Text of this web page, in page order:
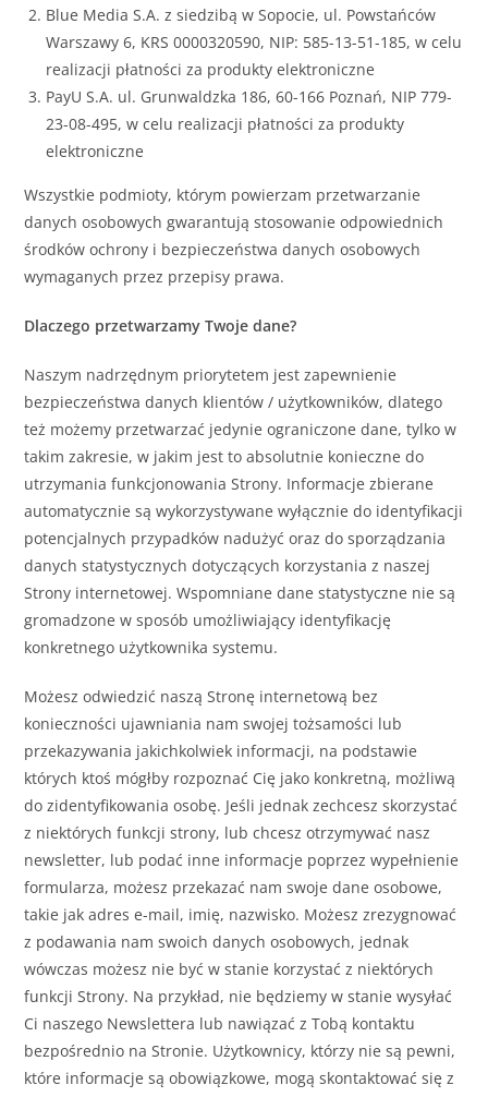
Blue Media S.A. z siedzibą w Sopocie, ul. Powstańców
Warszawy 6, KRS 0000320590, NIP: 585-13-51-185, w celu
realizacji płatności za produkty elektroniczne
PayU S.A. ul. Grunwaldzka 186, 60-166 Poznań, NIP 779-
23-08-495, w celu realizacji płatności za produkty
elektroniczne
Wszystkie podmioty, którym powierzam przetwarzanie
danych osobowych gwarantują stosowanie odpowiednich
środków ochrony i bezpieczeństwa danych osobowych
wymaganych przez przepisy prawa.
Dlaczego przetwarzamy Twoje dane?
Naszym nadrzędnym priorytetem jest zapewnienie
bezpieczeństwa danych klientów / użytkowników, dlatego
też możemy przetwarzać jedynie ograniczone dane, tylko w
takim zakresie, w jakim jest to absolutnie konieczne do
utrzymania funkcjonowania Strony. Informacje zbierane
automatycznie są wykorzystywane wyłącznie do identyfikacji
potencjalnych przypadków nadużyć oraz do sporządzania
danych statystycznych dotyczących korzystania z naszej
Strony internetowej. Wspomniane dane statystyczne nie są
gromadzone w sposób umożliwiający identyfikację
konkretnego użytkownika systemu.
Możesz odwiedzić naszą Stronę internetową bez
konieczności ujawniania nam swojej tożsamości lub
przekazywania jakichkolwiek informacji, na podstawie
których ktoś mógłby rozpoznać Cię jako konkretną, możliwą
do zidentyfikowania osobę. Jeśli jednak zechcesz skorzystać
z niektórych funkcji strony, lub chcesz otrzymywać nasz
newsletter, lub podać inne informacje poprzez wypełnienie
formularza, możesz przekazać nam swoje dane osobowe,
takie jak adres e-mail, imię, nazwisko. Możesz zrezygnować
z podawania nam swoich danych osobowych, jednak
wówczas możesz nie być w stanie korzystać z niektórych
funkcji Strony. Na przykład, nie będziemy w stanie wysyłać
Ci naszego Newslettera lub nawiązać z Tobą kontaktu
bezpośrednio na Stronie. Użytkownicy, którzy nie są pewni,
które informacje są obowiązkowe, mogą skontaktować się z